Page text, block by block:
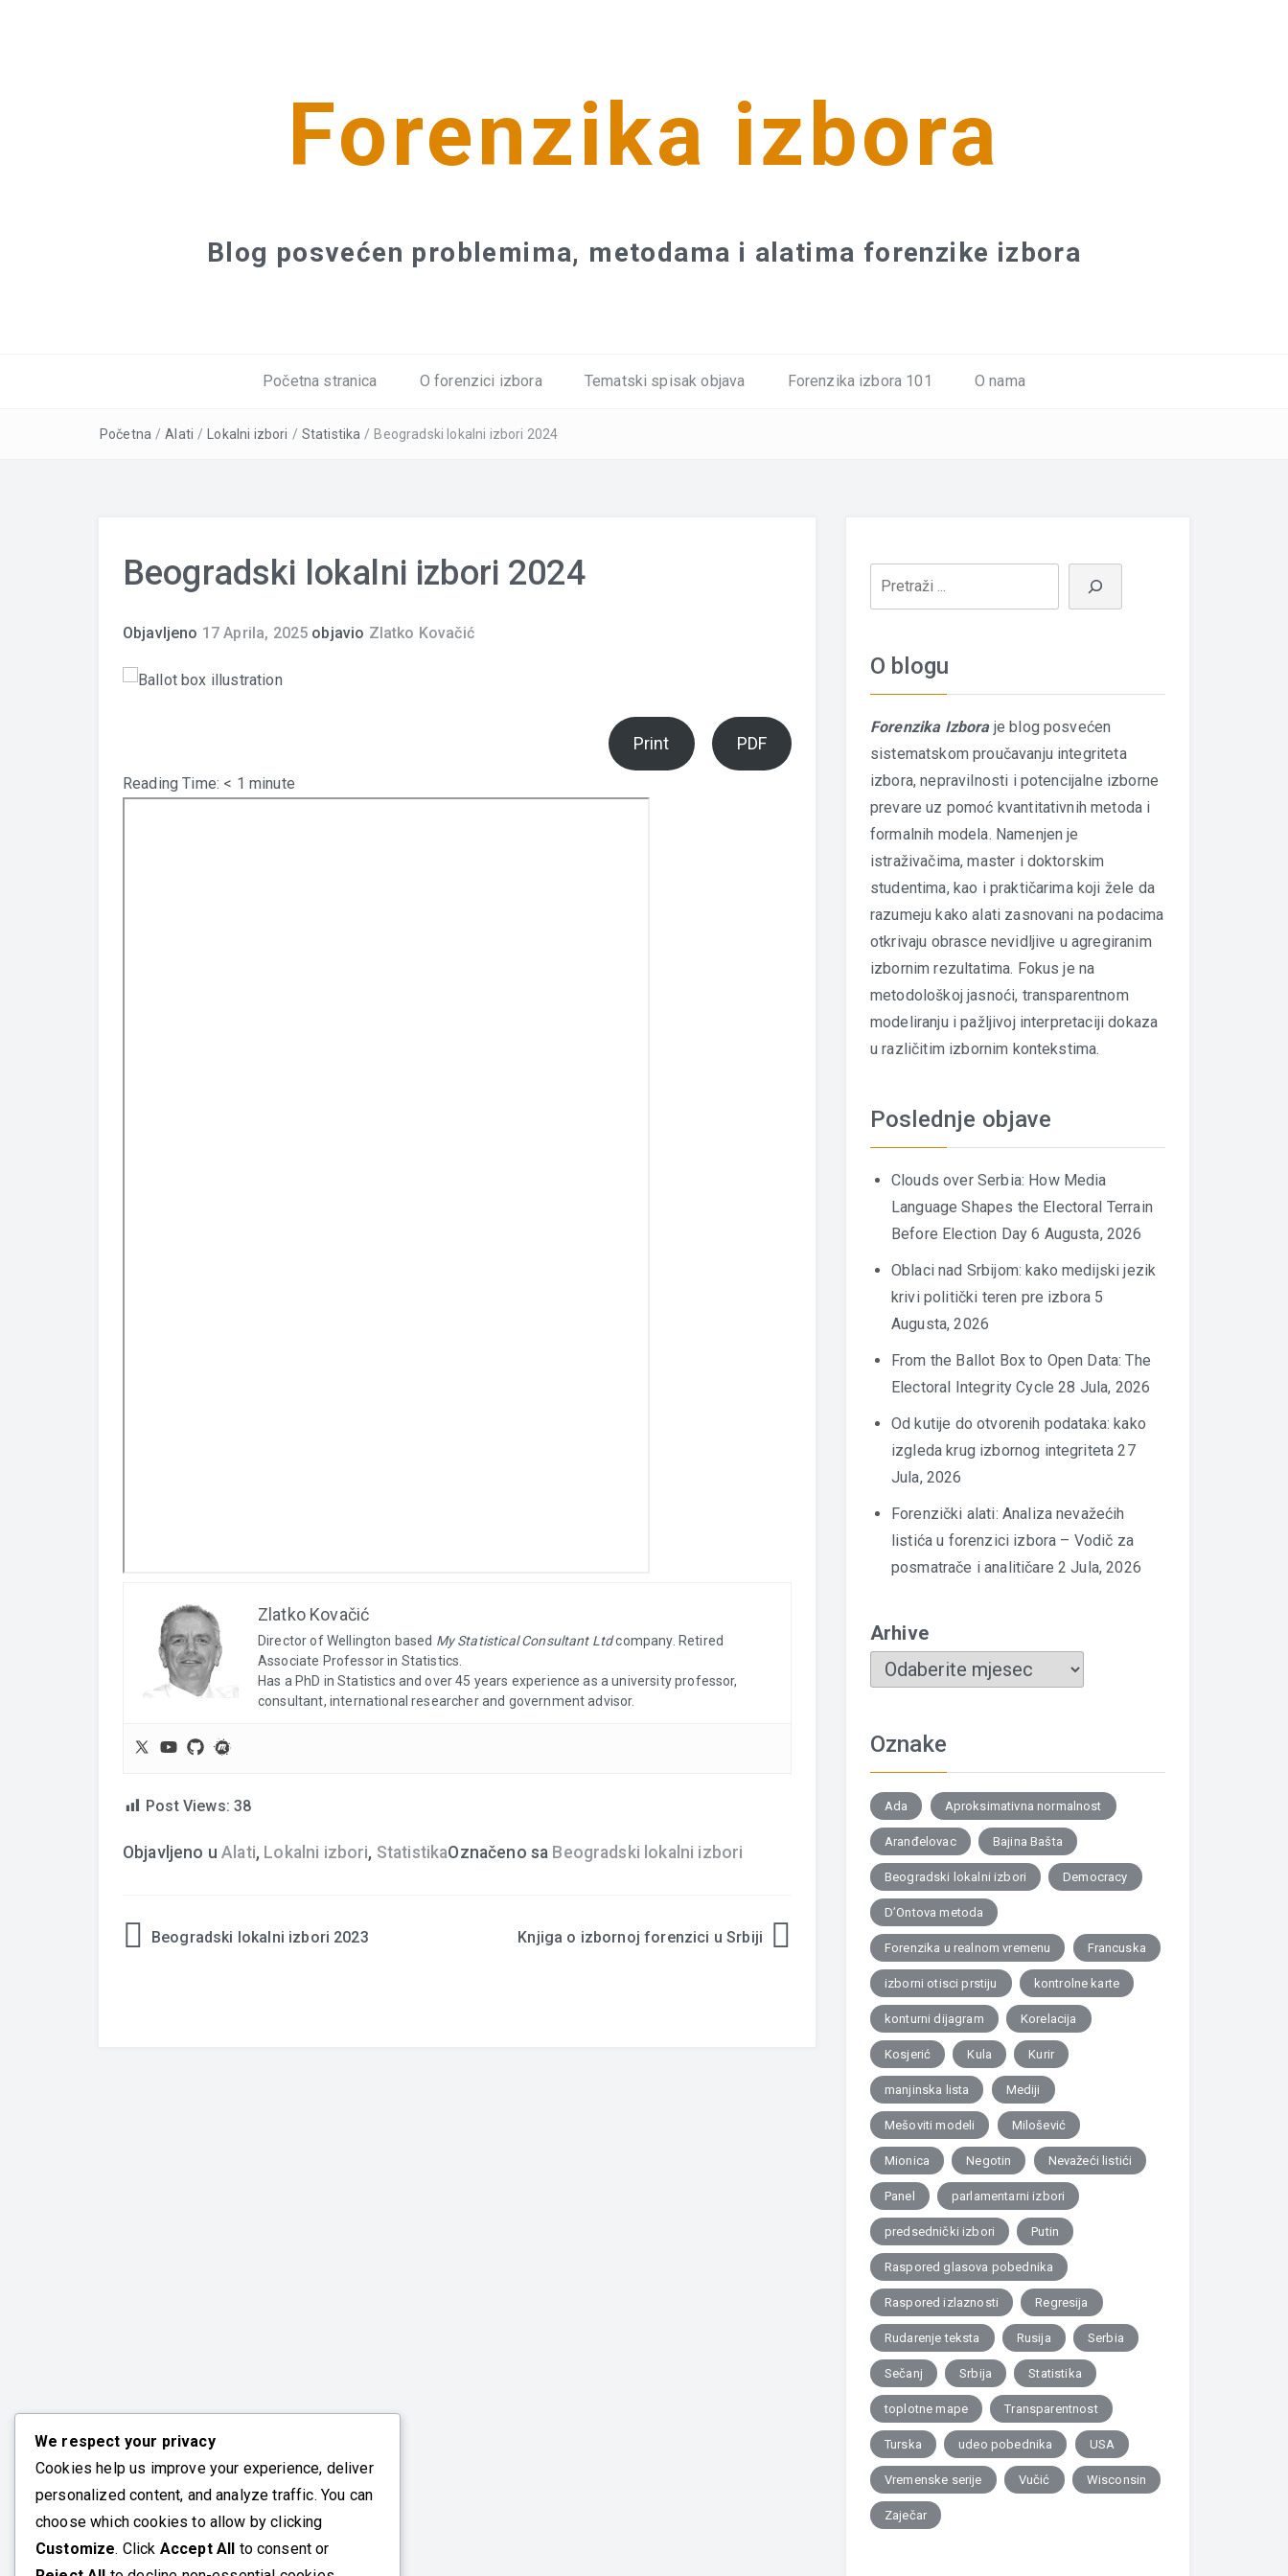
Forenzika izbora
Blog posvećen problemima, metodama i alatima forenzike izbora
Početna stranica O forenzici izbora Tematski spisak objava Forenzika izbora 101 O nama
Početna / Alati / Lokalni izbori / Statistika / Beogradski lokalni izbori 2024
Beogradski lokalni izbori 2024
Objavljeno 17 Aprila, 2025 objavio Zlatko Kovačić
Print PDF
Reading Time: < 1 minute
Zlatko Kovačić
Director of Wellington based My Statistical Consultant Ltdcompany. Retired
Associate Professor in Statistics.
Has a PhD in Statistics and over 45 years experience as a university professor,
consultant, international researcher and government advisor.
Post Views: 38
Objavljeno uAlati, Lokalni izbori, StatistikaOznačeno sa Beogradski lokalni izbori
Navigacija
Beogradski lokalni izbori 2023 Knjiga o izbornoj forenzici u Srbiji
O blogu
Forenzika Izboraje blog posvećen
sistematskom proučavanju integriteta
izbora, nepravilnosti i potencijalne izborne
prevare uz pomoć kvantitativnih metoda i
formalnih modela. Namenjen je
istraživačima, master i doktorskim
studentima, kao i praktičarima koji žele da
razumeju kako alati zasnovani na podacima
otkrivaju obrasce nevidljive u agregiranim
izbornim rezultatima. Fokus je na
metodološkoj jasnoći, transparentnom
modeliranju i pažljivoj interpretaciji dokaza
u različitim izbornim kontekstima.
Poslednje objave
Clouds over Serbia: How Media
Language Shapes the Electoral Terrain
Before Election Day 6 Augusta, 2026
Oblaci nad Srbijom: kako medijski jezik
krivi politički teren pre izbora 5
Augusta, 2026
From the Ballot Box to Open Data: The
Electoral Integrity Cycle 28 Jula, 2026
Od kutije do otvorenih podataka: kako
izgleda krug izbornog integriteta 27
Jula, 2026
Forenzički alati: Analiza nevažećih
listića u forenzici izbora – Vodič za
posmatrače i analitičare 2 Jula, 2026
Arhive
Oznake
Ada Aproksimativna normalnost
Aranđelovac Bajina Bašta
Beogradski lokalni izbori Democracy
D’Ontova metoda
Forenzika u realnom vremenu Francuska
izborni otisci prstiju kontrolne karte
konturni dijagram Korelacija
Kosjerić Kula Kurir
manjinska lista Mediji
Mešoviti modeli Milošević
Mionica Negotin Nevažeći listići
Panel parlamentarni izbori
predsednički izbori Putin
Raspored glasova pobednika
Raspored izlaznosti Regresija
Rudarenje teksta Rusija Serbia
Sečanj Srbija Statistika
toplotne mape Transparentnost
Turska udeo pobednika USA
Vremenske serije Vučić Wisconsin
Zaječar
We respect your privacy
Cookies help us improve your experience, deliver
personalized content, and analyze traffic. You can
choose which cookies to allow by clicking
Customize. Click Accept All to consent or